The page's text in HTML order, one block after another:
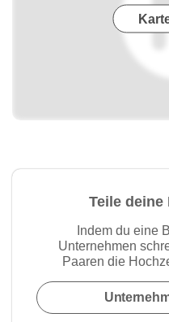
Teile deine
Indem du eine
Unternehmen
Paaren die